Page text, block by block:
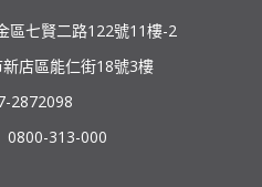
區七賢二路122號11樓-2
店區能仁街18號3樓
2872098
0800-313-000